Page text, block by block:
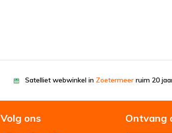
Satelliet webwinkel in Zoetermeer ruim 20
Volg ons Ontvang